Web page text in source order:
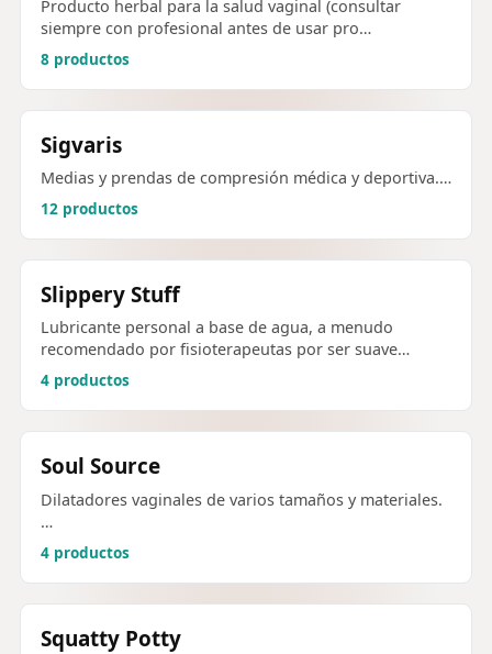
Producto herbal para la salud vaginal (consultar
siempre con profesional antes de usar pro…
8 productos
Sigvaris
Medias y prendas de compresión médica y deportiva.…
12 productos
Slippery Stuff
Lubricante personal a base de agua, a menudo
recomendado por fisioterapeutas por ser suave…
4 productos
Soul Source
Dilatadores vaginales de varios tamaños y materiales.
…
4 productos
Squatty Potty